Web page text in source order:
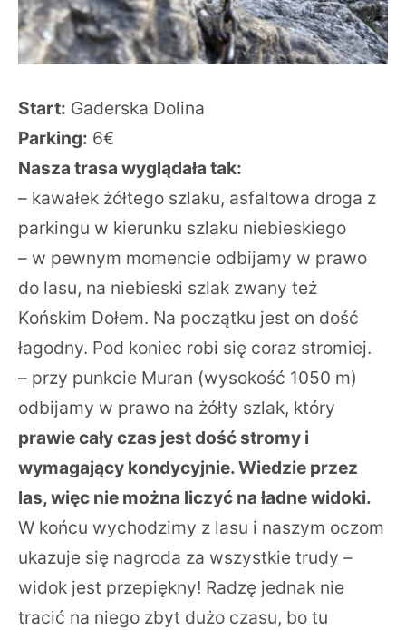
Start: Gaderska Dolina
Parking: 6€
Nasza trasa wyglądała tak:
– kawałek żółtego szlaku, asfaltowa droga z
parkingu w kierunku szlaku niebieskiego
– w pewnym momencie odbijamy w prawo
do lasu, na niebieski szlak zwany też
Końskim Dołem. Na początku jest on dość
łagodny. Pod koniec robi się coraz stromiej.
– przy punkcie Muran (wysokość 1050 m)
odbijamy w prawo na żółty szlak, który
prawie cały czas jest dość stromy i
wymagający kondycyjnie. Wiedzie przez
las, więc nie można liczyć na ładne widoki.
W końcu wychodzimy z lasu i naszym oczom
ukazuje się nagroda za wszystkie trudy –
widok jest przepiękny! Radzę jednak nie
tracić na niego zbyt dużo czasu, bo tu